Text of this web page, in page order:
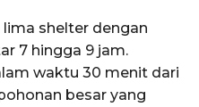
shelter dengan
7 hingga 9 jam.
waktu 30 menit dari
besar yang